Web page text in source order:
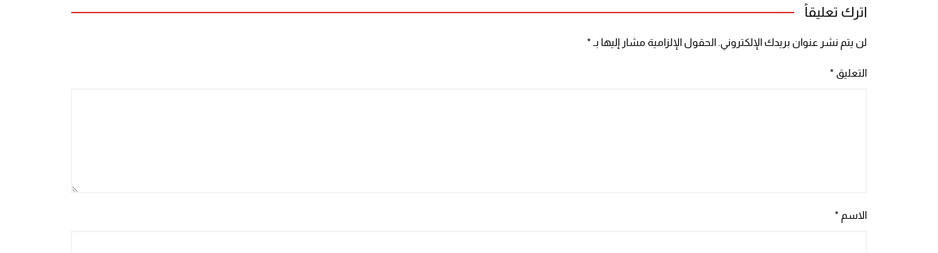
اترك تعليقاً
لن يتم نشر عنوان بريدك الإلكتروني. الحقول الإلزامية مشار إليها بـ *
التعليق *
الاسم *